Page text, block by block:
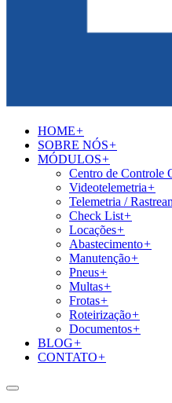
HOME+
SOBRE NÓS+
MÓDULOS+
Centro de Controle
Videotelemetria+
Telemetria /
Check List+
Locações+
Abastecimento+
Manutenção+
Pneus+
Multas+
Frotas+
Roteirização+
Documentos+
BLOG+
CONTATO+